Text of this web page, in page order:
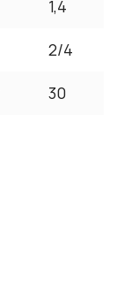
1,4
2/4
30